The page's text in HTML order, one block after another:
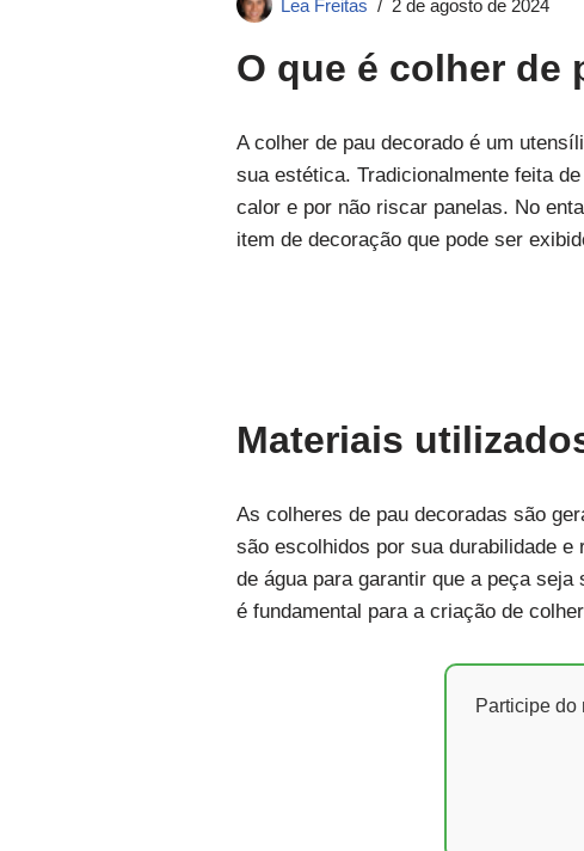
Lea Freitas 2 de agosto de 2024
O que é colher de
A colher de pau decorado é um
sua estética. Tradicionalmente feita
calor e por não riscar panelas. No
item de decoração que pode ser
Materiais
As colheres de pau decoradas são
são escolhidos por sua durabilidade
de água para garantir que a peça
é fundamental para a criação de
Participe do